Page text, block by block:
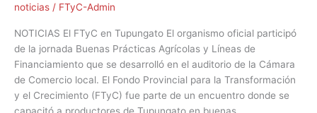
noticias / FTyC-Admin
NOTICIAS El FTyC en Tupungato El organismo oficial participó
de la jornada Buenas Prácticas Agrícolas y Líneas de
Financiamiento que se desarrolló en el auditorio de la Cámara
de Comercio local. El Fondo Provincial para la Transformación
y el Crecimiento (FTyC) fue parte de un encuentro donde se